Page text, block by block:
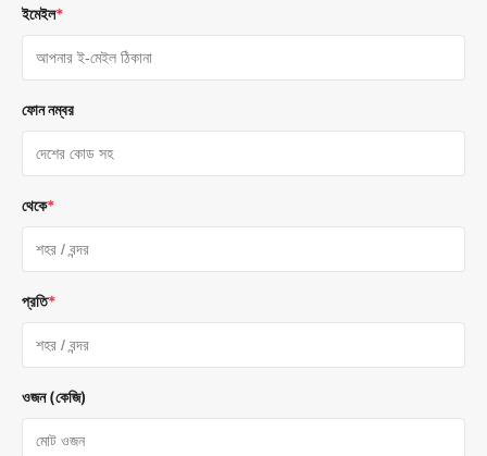
ইমেইল*
ফোন নম্বর
থেকে*
প্রতি*
ওজন (কেজি)